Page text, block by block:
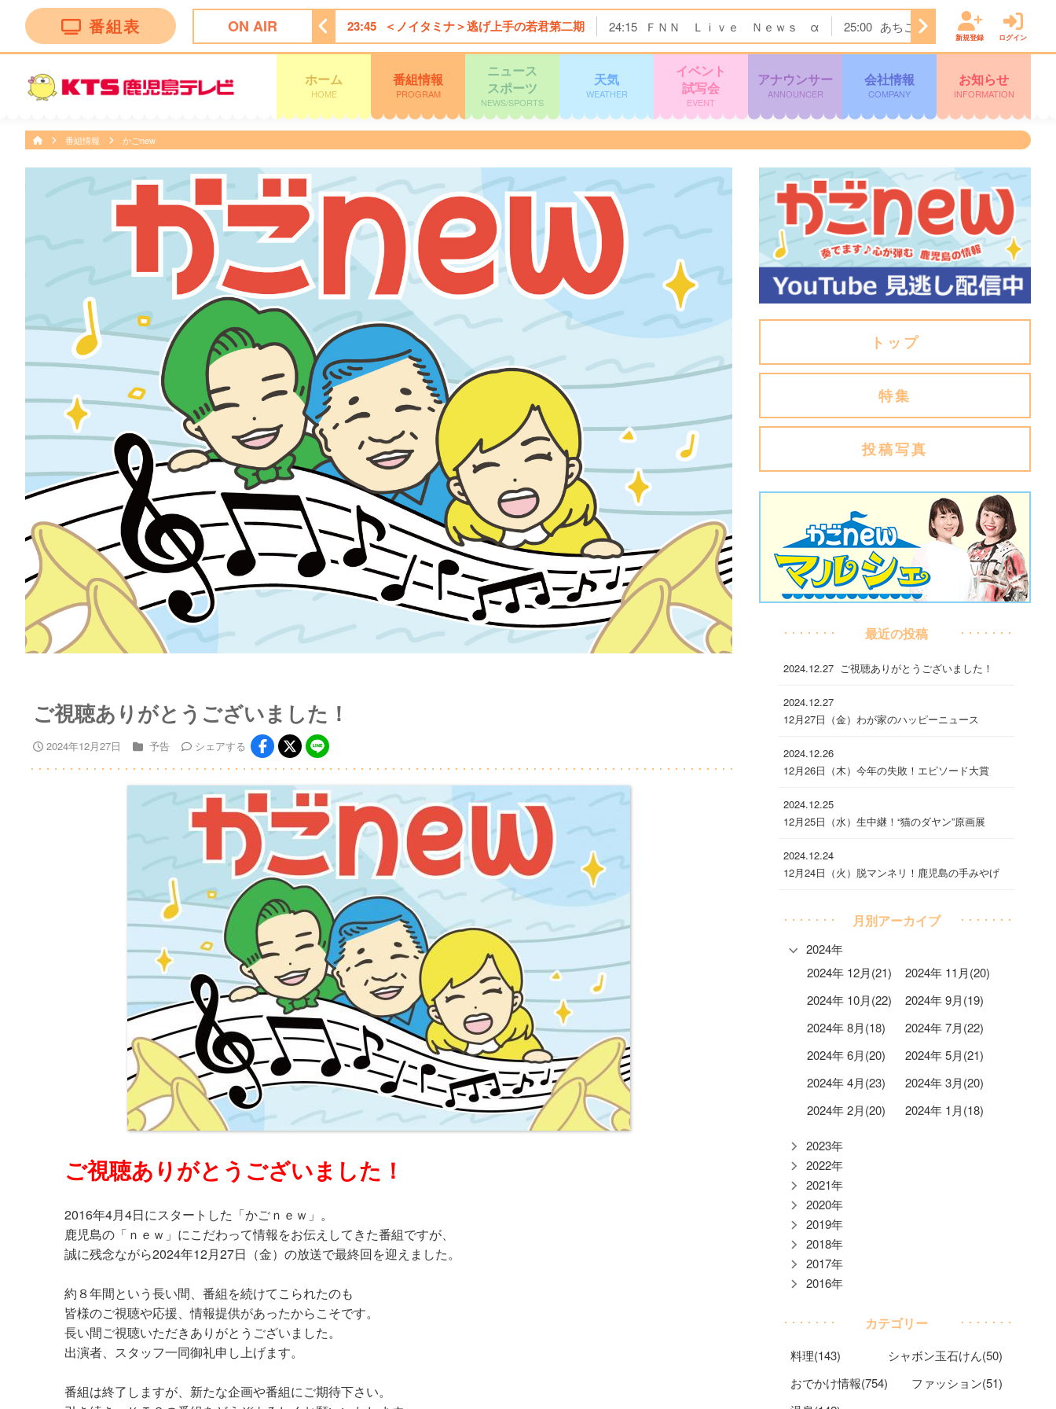
番組表 ON AIR
23:07 ＫＴＳニュース 全力！脱力タイムズ 23:45 ＜ノイタミナ＞逃げ上手の若君第二期 24:15 ＦＮＮ Ｌｉｖｅ Ｎｅｗｓ α 25:00 あちこちオードリー 25:30
新規登録 ログイン
ホーム
HOME
番組情報
PROGRAM
ニュース
スポーツ
NEWS/SPORTS
天気
WEATHER
イベント
試写会
EVENT
アナウンサー
ANNOUNCER
会社情報
COMPANY
お知らせ
INFORMATION
番組情報 かごnew
ご視聴ありがとうございました！
2024年12月27日 予告 シェアする
ご視聴ありがとうございました！
2016年4月4日にスタートした「かごｎｅｗ」。
鹿児島の「ｎｅｗ」にこだわって情報をお伝えしてきた番組ですが、
誠に残念ながら2024年12月27日（金）の放送で最終回を迎えました。
約８年間という長い間、番組を続けてこられたのも
皆様のご視聴や応援、情報提供があったからこそです。
長い間ご視聴いただきありがとうございました。
出演者、スタッフ一同御礼申し上げます。
番組は終了しますが、新たな企画や番組にご期待下さい。
トップ
特集
投稿写真
最近の投稿
2024.12.27 ご視聴ありがとうございました！
2024.12.27
12月27日（金）わが家のハッピーニュース
2024.12.26
12月26日（木）今年の失敗！エピソード大賞
2024.12.25
12月25日（水）生中継！“猫のダヤン”原画展
2024.12.24
12月24日（火）脱マンネリ！鹿児島の手みやげ
月別アーカイブ
2024年
2024年 12月(21)
2024年 11月(20)
2024年 10月(22)
2024年 9月(19)
2024年 8月(18)
2024年 7月(22)
2024年 6月(20)
2024年 5月(21)
2024年 4月(23)
2024年 3月(20)
2024年 2月(20)
2024年 1月(18)
2023年
2022年
2021年
2020年
2019年
2018年
2017年
2016年
カテゴリー
料理(143)
シャボン玉石けん(50)
おでかけ情報(754)
ファッション(51)